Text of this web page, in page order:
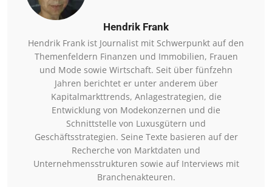
Hendrik Frank
Hendrik Frank ist Journalist mit Schwerpunkt auf den
Themenfeldern Finanzen und Immobilien, Frauen
und Mode sowie Wirtschaft. Seit über fünfzehn
Jahren berichtet er unter anderem über
Kapitalmarkttrends, Anlagestrategien, die
Entwicklung von Modekonzernen und die
Schnittstelle von Luxusgütern und
Geschäftsstrategien. Seine Texte basieren auf der
Recherche von Marktdaten und
Unternehmensstrukturen sowie auf Interviews mit
Branchenakteuren.